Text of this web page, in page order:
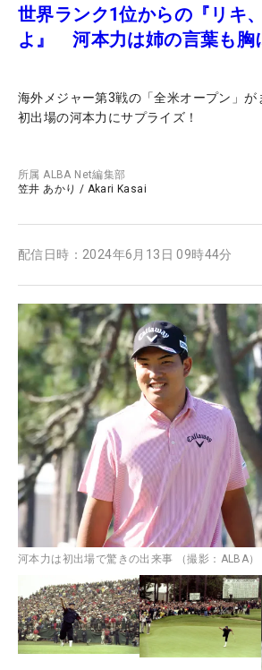
世界ランク1位からの『リキ
よ』 河本力は姉の言葉も胸
海外メジャー第3戦の「全米オープン」が
初出場の河本力にサプライズ！
所属ALBA Net編集部
笠井 あかり / Akari Kasai
配信日時： 2024年6月13日 09時44分
河本力は初出場で驚きの出来事 （撮影：ALBA）